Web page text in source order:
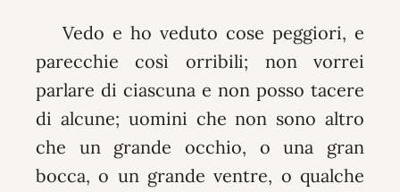
Vedo e ho veduto cose peggiori, e
parecchie così orribili; non vorrei
parlare di ciascuna e non posso tacere
di alcune; uomini che non sono altro
che un grande occhio, o una gran
bocca, o un grande ventre, o qualche